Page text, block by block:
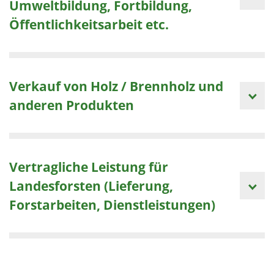
Umweltbildung, Fortbildung,
Öffentlichkeitsarbeit etc.
Verkauf von Holz / Brennholz und
anderen Produkten
Vertragliche Leistung für
Landesforsten (Lieferung,
Forstarbeiten, Dienstleistungen)